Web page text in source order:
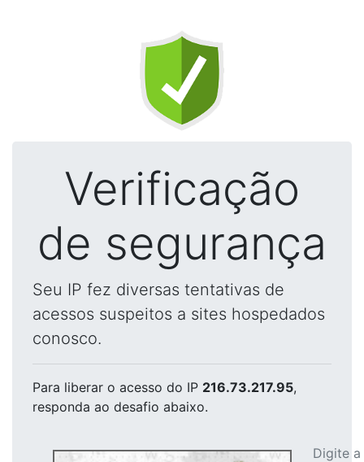
Verificação
de segurança
Seu IP fez diversas tentativas de
acessos suspeitos a sites hospedados
conosco.
Para liberar o acesso do IP 216.73.217.95,
responda ao desafio abaixo.
Digite